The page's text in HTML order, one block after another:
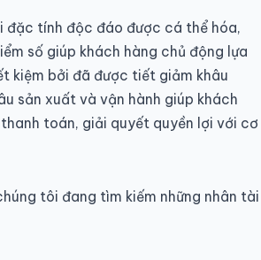
đặc tính độc đáo được cá thể hóa,
số giúp khách hàng chủ động lựa
kiệm bởi đã được tiết giảm khâu
sản xuất và vận hành giúp khách
toán, giải quyết quyền lợi với cơ
tôi đang tìm kiếm những nhân tài